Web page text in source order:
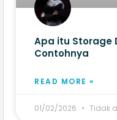
Apa itu Storage
Contohnya
READ MORE »
01/02/2026 Tidak